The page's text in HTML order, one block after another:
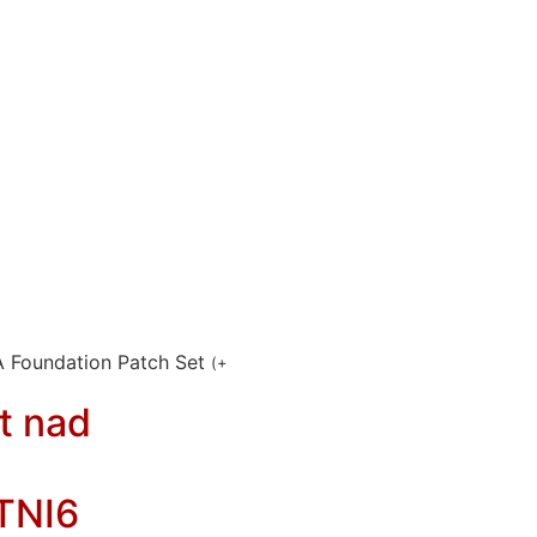
Foundation Patch Set (+
nad